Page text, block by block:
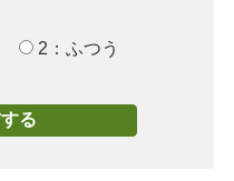
2：ふつう